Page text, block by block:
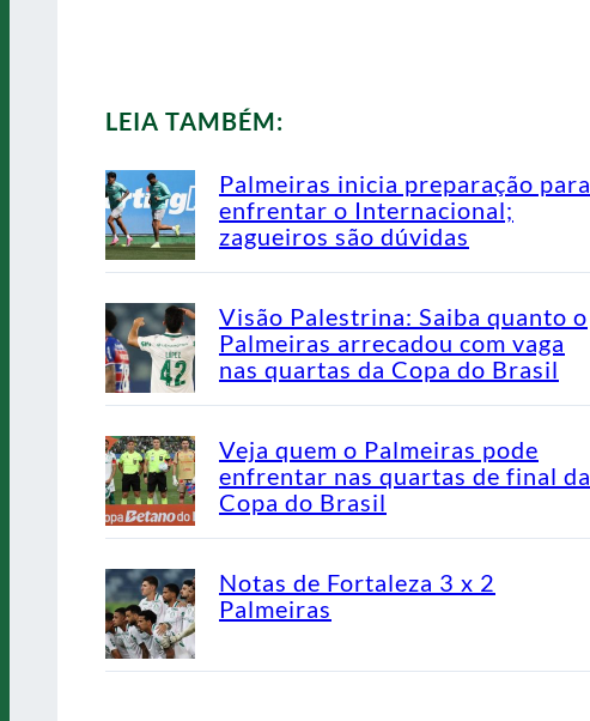
LEIA TAMBÉM:
Palmeiras inicia preparação para
enfrentar o Internacional;
zagueiros são dúvidas
Visão Palestrina: Saiba quanto o
Palmeiras arrecadou com vaga
nas quartas da Copa do Brasil
Veja quem o Palmeiras pode
enfrentar nas quartas de final da
Copa do Brasil
Notas de Fortaleza 3 x 2
Palmeiras